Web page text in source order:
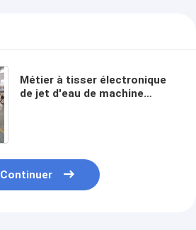
Métier à tisser électronique
de jet d'eau de machine
Continuer